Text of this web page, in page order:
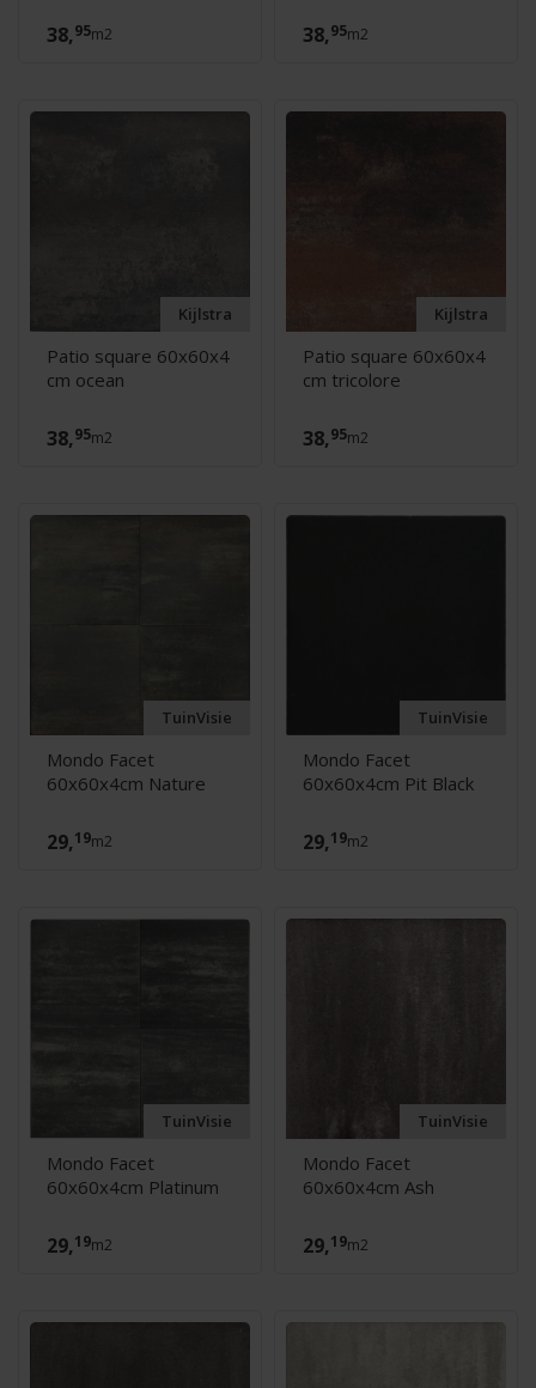
38,95m2 38,95m2
Kijlstra
Patio square 60x60x4
cm ocean
38,95m2
Kijlstra
Patio square 60x60x4
cm tricolore
38,95m2
TuinVisie
Mondo Facet
60x60x4cm Nature
29,19m2
TuinVisie
Mondo Facet
60x60x4cm Pit Black
29,19m2
TuinVisie
Mondo Facet
60x60x4cm Platinum
29,19m2
TuinVisie
Mondo Facet
60x60x4cm Ash
29,19m2